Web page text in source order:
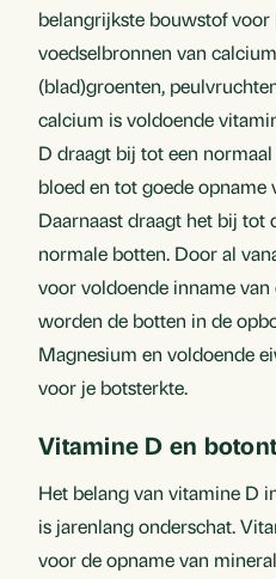
belangrijkste bouwstof
voedselbronnen van
(blad)groenten,
calcium is voldoende
D draagt bij tot een
bloed en tot goede opname
Daarnaast draagt het bij tot
normale botten. Door al
voor voldoende inname
worden de botten in de
Magnesium en voldoende
voor je botsterkte.
Vitamine D en
Het belang van vitamine D
is jarenlang onderschat.
voor de opname van